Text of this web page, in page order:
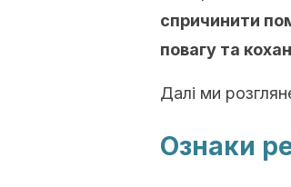
спричинити
повагу та
Далі ми
Ознаки